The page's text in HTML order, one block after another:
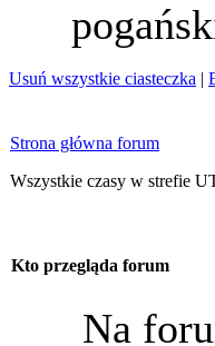
Usuń wszystkie ciasteczka |
Strona główna forum
Wszystkie czasy w strefie
Kto przegląda forum
Na